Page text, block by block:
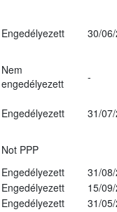
Engedélyezett 30/
Nem
engedélyezett
-
Engedélyezett 31/
Not PPP
Engedélyezett
31/
Engedélyezett
15/
Engedélyezett
31/